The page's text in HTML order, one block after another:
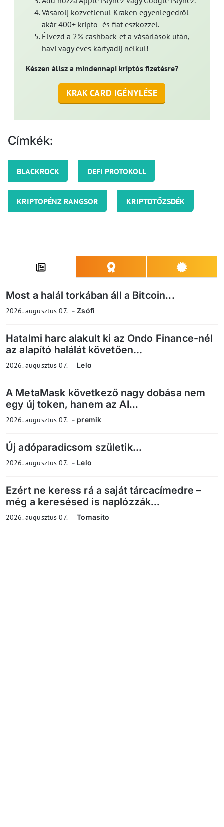
Vásárolj közvetlenül Kraken egyenlegedről
akár 400+ kripto- és fiat eszközzel.
Élvezd a 2% cashback-et a vásárlások után,
havi vagy éves kártyadíj nélkül!
Készen állsz a mindennapi kriptós fizetésre?
KRAK CARD IGÉNYLÉSE
Címkék:
BLACKROCK DEFI PROTOKOLL
KRIPTOPÉNZ RANGSOR KRIPTOTŐZSDÉK
Most a halál torkában áll a Bitcoin...
2026. augusztus 07. Zsófi
Hatalmi harc alakult ki az Ondo Finance-nél
az alapító halálát követően...
2026. augusztus 07. Lelo
A MetaMask következő nagy dobása nem
egy új token, hanem az AI...
2026. augusztus 07. premik
Új adóparadicsom születik...
2026. augusztus 07. Lelo
Ezért ne keress rá a saját tárcacímedre –
még a keresésed is naplózzák...
2026. augusztus 07. Tomasito